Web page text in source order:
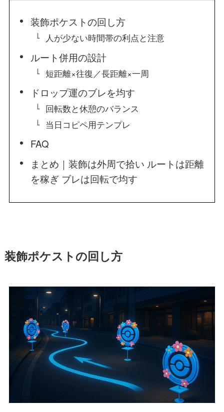
装飾ポケストの回し方
人が少ない時間帯の利点と注意
ルート併用の設計
短距離×往復／長距離×一周
ドロップ運のブレを均す
回転数と休憩のバランス
当日コピペ用テンプレ
FAQ
まとめ｜装飾は外周で拾い ルートは距離
を稼ぎ ブレは回転で均す
装飾ポケストの回し方